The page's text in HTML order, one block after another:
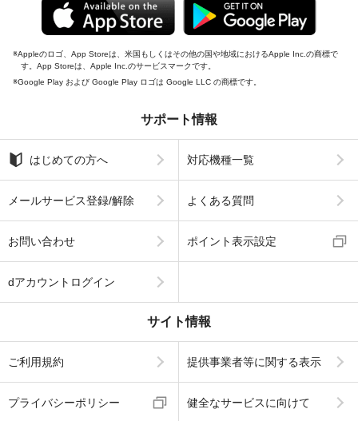
Appleのロゴ、App Storeは、米国もしくはその他の国や地域におけるApple Inc.の商標で
す。App Storeは、Apple Inc.のサービスマークです。
Google Play および Google Play ロゴは Google LLC の商標です。
サポート情報
はじめての方へ 対応機種一覧
メールサービス登録/解除 よくある質問
お問い合わせ ポイント表示設定
dアカウントログイン
サイト情報
ご利用規約 提供事業者等に関する表示
プライバシーポリシー 健全なサービスに向けて